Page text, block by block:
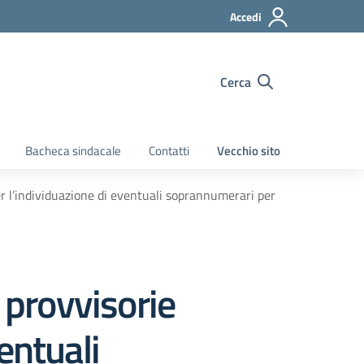
Accedi
Cerca
Bacheca sindacale Contatti Vecchio sito
di eventuali soprannumerari per